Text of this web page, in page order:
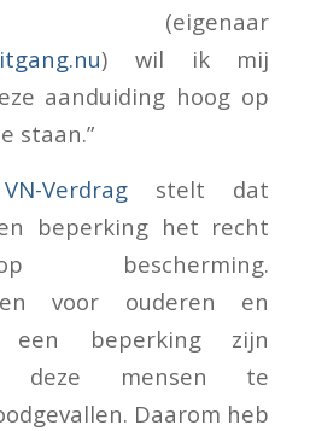
(eigenaar
) wil ik mij
aanduiding hoog op
staan.”
Verdrag stelt dat
beperking het recht
bescherming.
voor ouderen en
een beperking zijn
deze mensen te
Daarom heb